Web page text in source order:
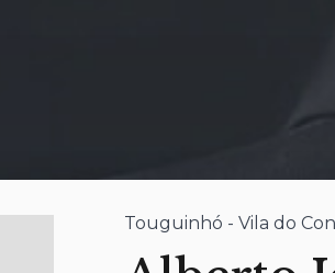
Touguinhó - Vila do